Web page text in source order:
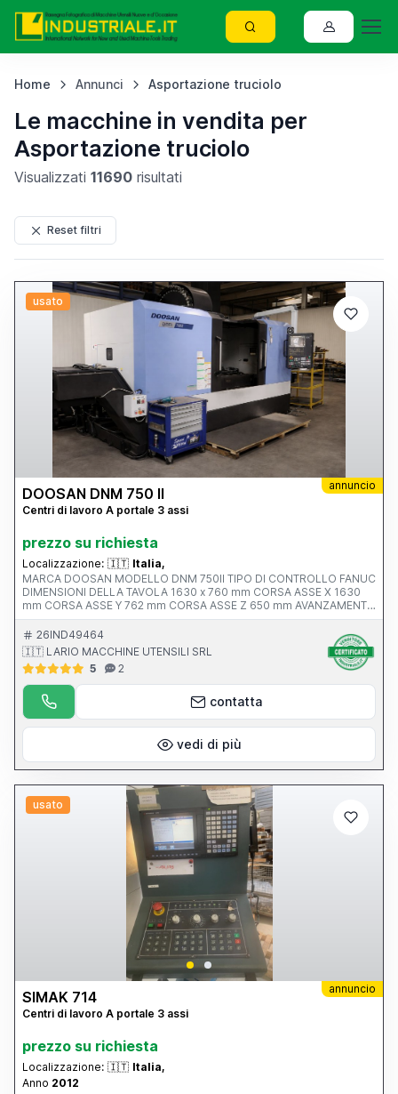
Home Annunci Asportazione truciolo
Le macchine in vendita per
Asportazione truciolo
Visualizzati 11690 risultati
Reset filtri
usato
annuncio
DOOSAN DNM 750 II
Centri di lavoro A portale 3 assi
prezzo su richiesta
Localizzazione: 🇮🇹 Italia,
MARCA DOOSAN MODELLO DNM 750II TIPO DI CONTROLLO FANUC
DIMENSIONI DELLA TAVOLA 1630 x 760 mm CORSA ASSE X 1630
mm CORSA ASSE Y 762 mm CORSA ASSE Z 650 mm AVANZAMENTO
RAPIDO ASSI X-Y-Z ATTACCO MANDRINO Iso 40 VELOCITA’
MANDRINO 12.000 rpm ANNO V MACCHINA CE 2017 PESO 13500
KG
26IND49464
🇮🇹 LARIO MACCHINE UTENSILI SRL
5
2
contatta
vedi di più
usato
annuncio
SIMAK 714
Centri di lavoro A portale 3 assi
prezzo su richiesta
Localizzazione: 🇮🇹 Italia,
Anno 2012